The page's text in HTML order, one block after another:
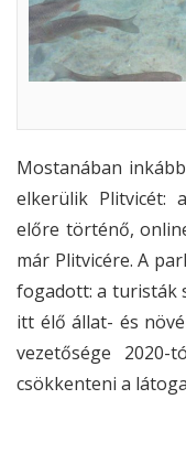
Mostanában
elkerülik Plitvicét:
előre történő,
már Plitvicére. A
fogadott: a turisták
itt élő állat- és
vezetősége 2020-
csökkenteni a